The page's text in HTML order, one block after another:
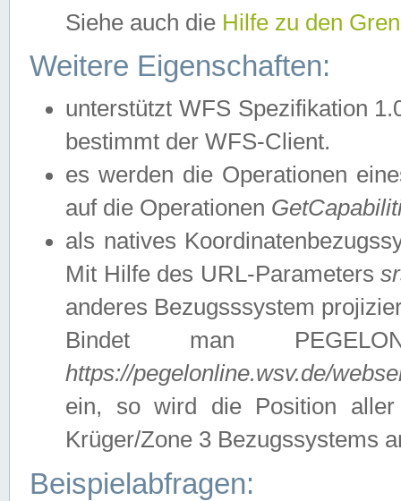
Siehe auch die Hilfe zu den
Weitere Eigenschaften:
unterstützt WFS Spezifikation
bestimmt der WFS-Client.
es werden die Operationen
auf die Operationen
als natives
Mit Hilfe des URL-Parameters
anderes Bezugsssystem
Bindet man
https://pegelonline.wsv.de/
ein, so wird die Position
Krüger/Zone 3 Bezugssystems
Beispielabfragen: